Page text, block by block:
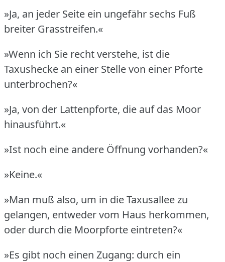
»Ja, an jeder Seite ein ungefähr sechs Fuß
breiter Grasstreifen.«
»Wenn ich Sie recht verstehe, ist die
Taxushecke an einer Stelle von einer Pforte
unterbrochen?«
»Ja, von der Lattenpforte, die auf das Moor
hinausführt.«
»Ist noch eine andere Öffnung vorhanden?«
»Keine.«
»Man muß also, um in die Taxusallee zu
gelangen, entweder vom Haus herkommen,
oder durch die Moorpforte eintreten?«
»Es gibt noch einen Zugang: durch ein